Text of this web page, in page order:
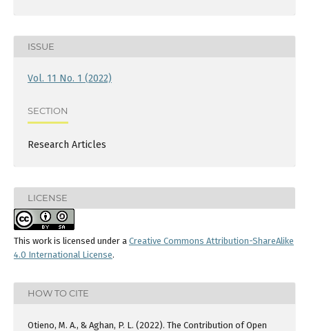
ISSUE
Vol. 11 No. 1 (2022)
SECTION
Research Articles
LICENSE
This work is licensed under a Creative Commons Attribution-ShareAlike
4.0 International License.
HOW TO CITE
Otieno, M. A., & Aghan, P. L. (2022). The Contribution of Open